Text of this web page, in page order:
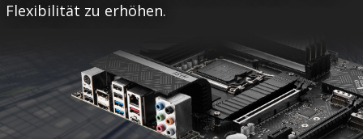
Flexibilität zu erhöhen.